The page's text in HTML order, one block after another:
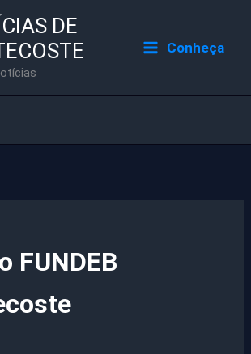
DE
Conheça
FUNDEB